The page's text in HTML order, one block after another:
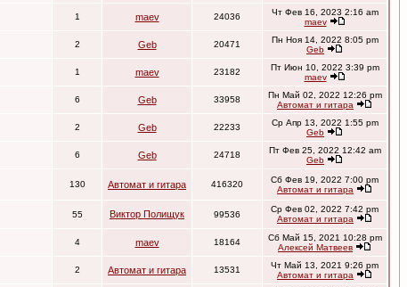
1 maev 24036
Чт Фев 16, 2023 2:16 am
maev
2 Geb 20471
Пн Ноя 14, 2022 8:05 pm
Geb
1 maev 23182
Пт Июн 10, 2022 3:39 pm
maev
6 Geb 33958
Пн Май 02, 2022 12:26 pm
Автомат и гитара
2 Geb 22233
Ср Апр 13, 2022 1:55 pm
Geb
6 Geb 24718
Пт Фев 25, 2022 12:42 am
Geb
130 Автомат и гитара 416320
Сб Фев 19, 2022 7:00 pm
Автомат и гитара
55 Виктор Полищук 99536
Ср Фев 02, 2022 7:42 pm
Автомат и гитара
4 maev 18164
Сб Май 15, 2021 10:28 pm
Алексей Матвеев
2 Автомат и гитара 13531
Чт Май 13, 2021 9:26 pm
Автомат и гитара